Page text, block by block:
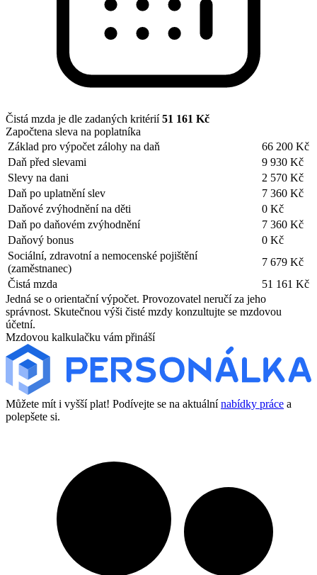
Čistá mzda je dle zadaných kritérií51 161 Kč
Započtena sleva na poplatníka
Základ pro výpočet zálohy na daň
66 200 Kč
Daň před slevami
9 930 Kč
Slevy na dani
2 570 Kč
Daň po uplatnění slev
7 360 Kč
Daňové zvýhodnění na děti
0 Kč
Daň po daňovém zvýhodnění
7 360 Kč
Daňový bonus
0 Kč
Sociální, zdravotní a nemocenské pojištění
(zaměstnanec)
7 679 Kč
Čistá mzda
51 161 Kč
Jedná se o orientační výpočet. Provozovatel neručí za jeho
správnost. Skutečnou výši čisté mzdy konzultujte se mzdovou
účetní.
Mzdovou kalkulačku vám přináší
Můžete mít i vyšší plat! Podívejte se na aktuálnínabídky práce a
polepšete si.